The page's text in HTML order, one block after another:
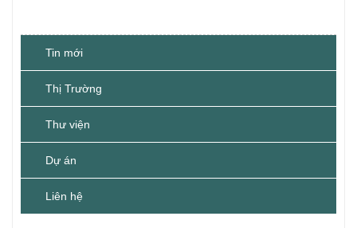
Tin mới
Thị Trường
Thư viện
Dự án
Liên hệ